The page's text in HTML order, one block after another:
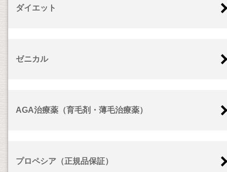
ダイエット
ゼニカル
AGA治療薬（育毛剤・薄毛治療薬）
プロペシア（正規品保証）